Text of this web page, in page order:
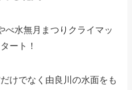
べ水無月まつりクライマッ
ート！
けでなく由良川の水面をも